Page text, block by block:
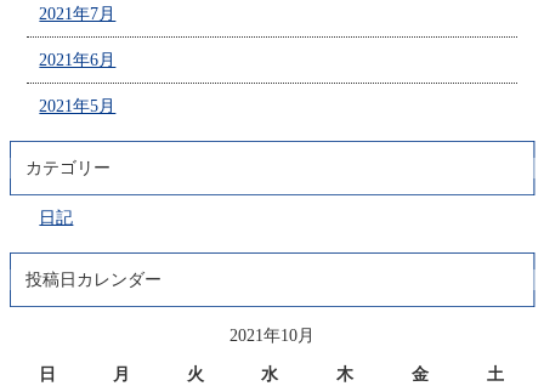
2021年7月
2021年6月
2021年5月
カテゴリー
日記
投稿日カレンダー
2021年10月
日 月 火 水 木 金 土